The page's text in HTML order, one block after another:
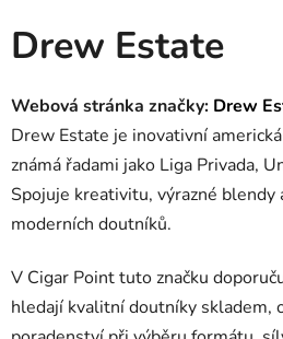
Drew Estate
Webová stránka značky: Drew
Drew Estate je inovativní
známá řadami jako Liga Privada,
Spojuje kreativitu, výrazné
moderních doutníků.
V Cigar Point tuto značku
hledají kvalitní doutníky skladem,